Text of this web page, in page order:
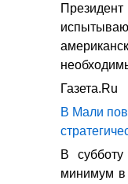
Газета.Ru
В Мали
В
минимум в